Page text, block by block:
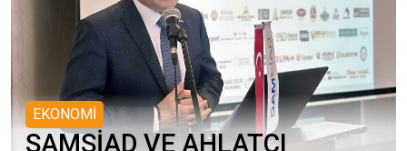
EKONOMİ
SAMSİAD VE AHLATCI